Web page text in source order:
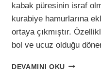
kabak püresinin israf
kurabiye hamurlarına
ortaya çıkmıştır.
bol ve ucuz olduğu
DEVAMINI OKU